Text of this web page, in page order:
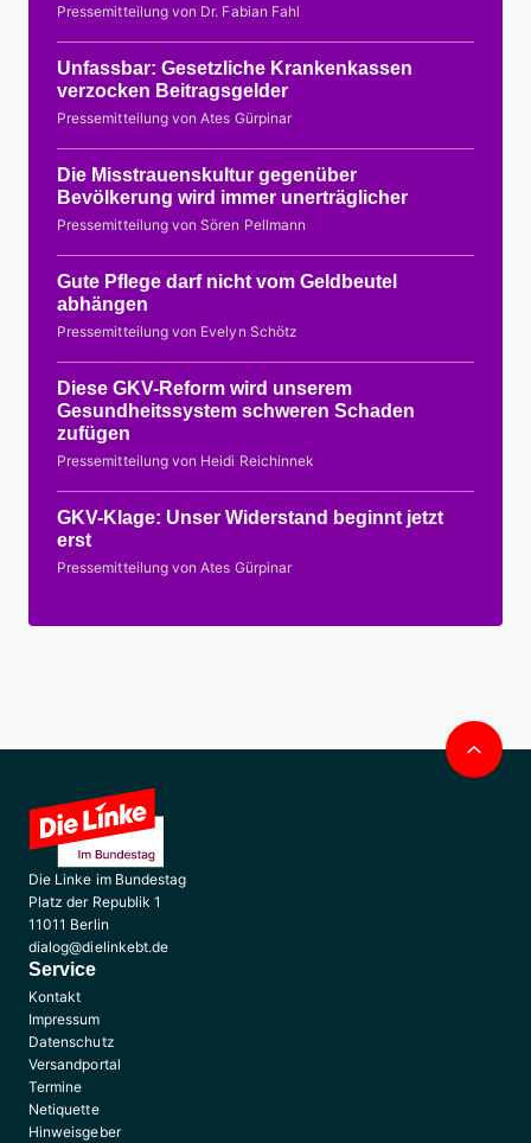
Pressemitteilung von Dr. Fabian Fahl
Unfassbar: Gesetzliche Krankenkassen
verzocken Beitragsgelder
Pressemitteilung von Ates Gürpinar
Die Misstrauenskultur gegenüber
Bevölkerung wird immer unerträglicher
Pressemitteilung von Sören Pellmann
Gute Pflege darf nicht vom Geldbeutel
abhängen
Pressemitteilung von Evelyn Schötz
Diese GKV-Reform wird unserem
Gesundheitssystem schweren Schaden
zufügen
Pressemitteilung von Heidi Reichinnek
GKV-Klage: Unser Widerstand beginnt jetzt
erst
Pressemitteilung von Ates Gürpinar
Die Linke im Bundestag
Platz der Republik 1
11011 Berlin
dialog@dielinkebt.de
Service
Kontakt
Impressum
Datenschutz
Versandportal
Termine
Netiquette
Hinweisgeber